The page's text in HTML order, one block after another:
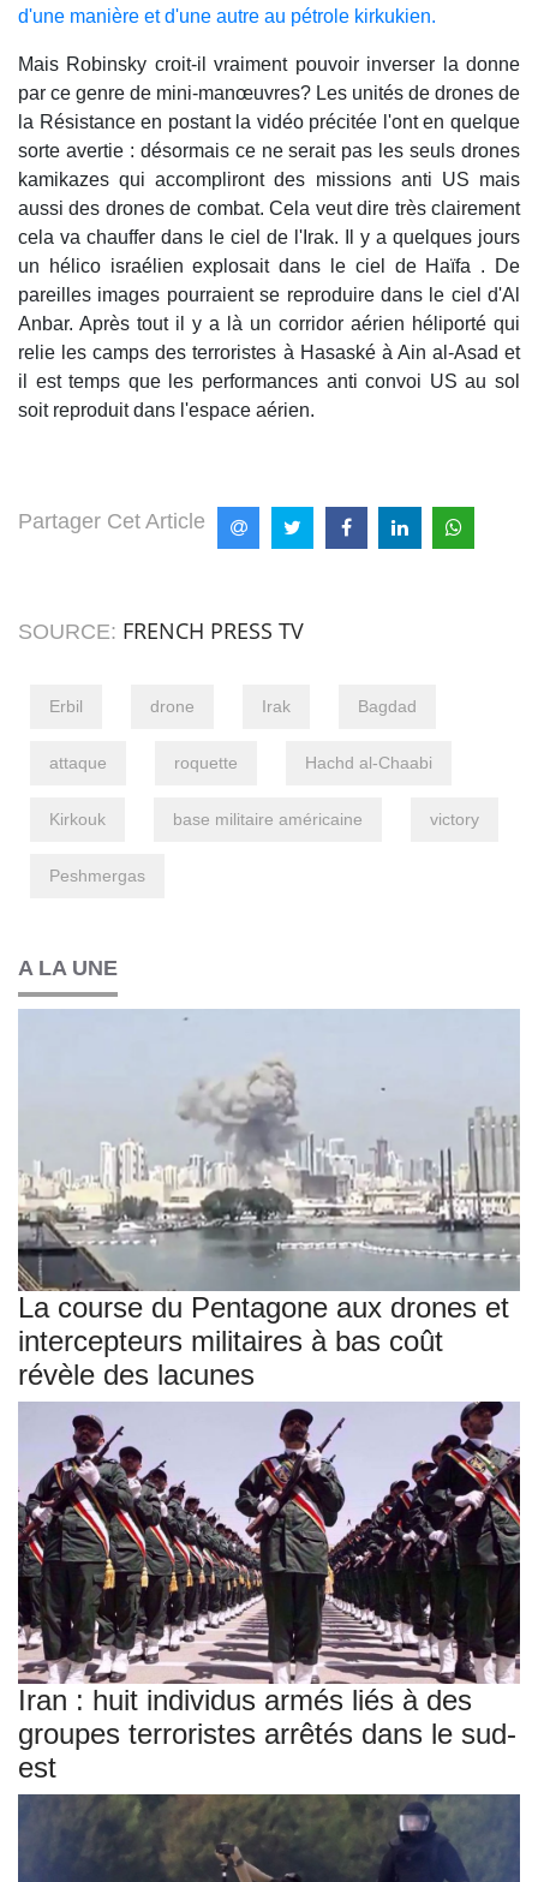
d'une manière et d'une autre au pétrole kirkukien.
Mais Robinsky croit-il vraiment pouvoir inverser la donne
par ce genre de mini-manœuvres? Les unités de drones de
la Résistance en postant la vidéo précitée l'ont en quelque
sorte avertie : désormais ce ne serait pas les seuls drones
kamikazes qui accompliront des missions anti US mais
aussi des drones de combat. Cela veut dire très clairement
cela va chauffer dans le ciel de l'Irak. Il y a quelques jours
un hélico israélien explosait dans le ciel de Haïfa . De
pareilles images pourraient se reproduire dans le ciel d'Al
Anbar. Après tout il y a là un corridor aérien héliporté qui
relie les camps des terroristes à Hasaské à Ain al-Asad et
il est temps que les performances anti convoi US au sol
soit reproduit dans l'espace aérien.
Partager Cet Article
SOURCE: FRENCH PRESS TV
Erbil drone Irak Bagdad
attaque roquette Hachd al-Chaabi
Kirkouk base militaire américaine victory
Peshmergas
A LA UNE
La course du Pentagone aux drones et
intercepteurs militaires à bas coût
révèle des lacunes
Iran : huit individus armés liés à des
groupes terroristes arrêtés dans le sud-
est